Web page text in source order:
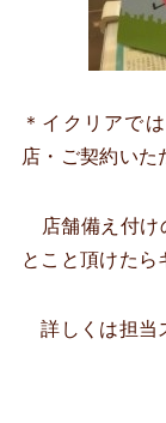
＊イクリアで
店・ご契約いた
店舗備え付け
とこと頂けたら
詳しくは担当